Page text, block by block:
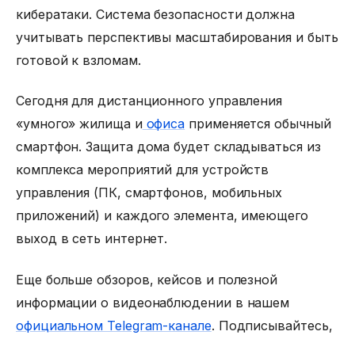
кибератаки. Система безопасностидолжна
учитывать перспективы масштабирования и быть
готовой к взломам.
Сегодня для дистанционного управления
«умного» жилища и офиса применяется обычный
смартфон. Защита дома будет складываться из
комплекса мероприятий для устройств
управления (ПК, смартфонов, мобильных
приложений) и каждого элемента, имеющего
выход в сеть интернет.
Еще больше обзоров, кейсов и полезной
информации о видеонаблюдении в нашем
официальном Telegram-канале. Подписывайтесь,